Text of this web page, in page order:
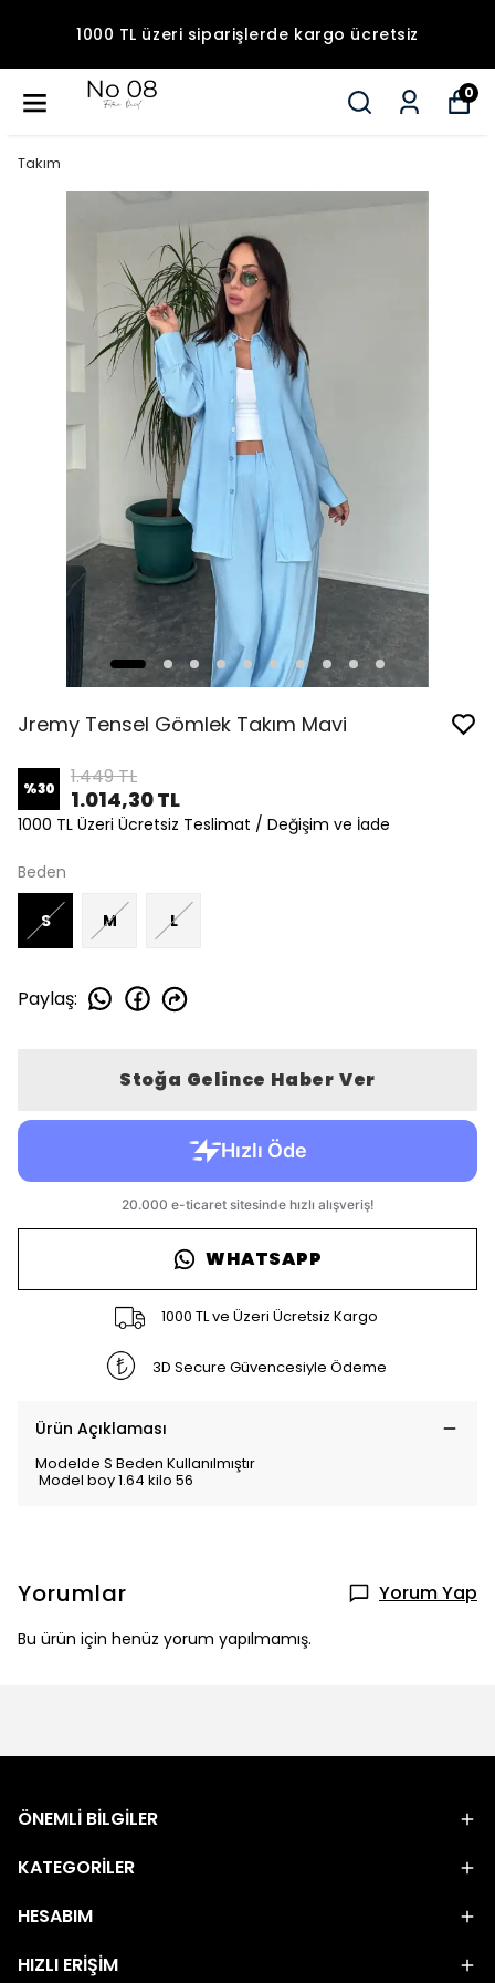
1000 TL üzeri siparişlerde kargo ücretsiz
0
Takım
Jremy Tensel Gömlek Takım Mavi
%30 1.449 TL
1.014,30 TL
1000 TL Üzeri Ücretsiz Teslimat / Değişim ve İade
Beden
S M L
Paylaş:
Stoğa Gelince Haber Ver
WHATSAPP
1000 TL ve Üzeri Ücretsiz Kargo
3D Secure Güvencesiyle Ödeme
Ürün Açıklaması
Modelde S Beden Kullanılmıştır
Model boy 1.64 kilo 56
Yorumlar Yorum Yap
Bu ürün için henüz yorum yapılmamış.
ÖNEMLİ BİLGİLER
KATEGORİLER
HESABIM
HIZLI ERİŞİM